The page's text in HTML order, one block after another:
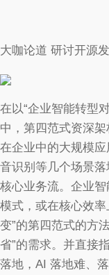
大咖论道 研讨开源
在以“企业智能转型
中，第四范式资深
在企业中的大规模
音识别等几个场景
核心业务流。企业
模式，或在核心效
变”的第四范式的方
省”的需求。并直接
落地，AI 落地难、